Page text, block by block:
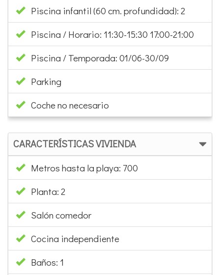
Piscina infantil (60 cm. profundidad): 2
Piscina / Horario: 11:30-15:30 17:00-21:00
Piscina / Temporada: 01/06-30/09
Parking
Coche no necesario
CARACTERÍSTICAS VIVIENDA
Metros hasta la playa: 700
Planta: 2
Salón comedor
Cocina independiente
Baños: 1